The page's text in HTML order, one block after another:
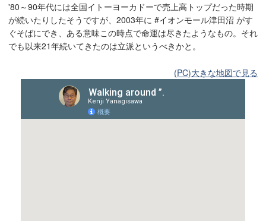
'80～90年代には全国イトーヨーカドーで売上高トップだった時期
が続いたりしたそうですが、2003年に #イオンモール津田沼 がす
ぐそばにでき、ある意味この時点で命運は尽きたようなもの。それ
でも以来21年続いてきたのは立派というべきかと。
(PC)大きな地図で見る